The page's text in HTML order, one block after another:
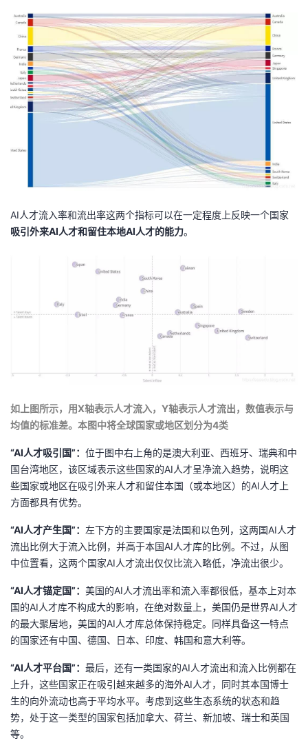
AI人才流入率和流出率这两个指标可以在一定程度上反映一个国家
吸引外来AI人才和留住本地AI人才的能力。
如上图所示，用X轴表示人才流入，Y轴表示人才流出，数值表示与
均值的标准差。本图中将全球国家或地区划分为4类
“AI人才吸引国”： 位于图中右上角的是澳大利亚、西班牙、瑞典和中
国台湾地区，该区域表示这些国家的AI人才呈净流入趋势，说明这
些国家或地区在吸引外来人才和留住本国（或本地区）的AI人才上
方面都具有优势。
“AI人才产生国”： 左下方的主要国家是法国和以色列，这两国AI人才
流出比例大于流入比例，并高于本国AI人才库的比例。不过，从图
中位置看，这两个国家AI人才流出仅仅比流入略低，净流出很少。
“AI人才锚定国”： 美国的AI人才流出率和流入率都很低，基本上对本
国的AI人才库不构成大的影响，在绝对数量上，美国仍是世界AI人才
的最大聚居地，美国的AI人才库总体保持稳定。同样具备这一特点
的国家还有中国、德国、日本、印度、韩国和意大利等。
“AI人才平台国”： 最后，还有一类国家的AI人才流出和流入比例都在
上升，这些国家正在吸引越来越多的海外AI人才，同时其本国博士
生的向外流动也高于平均水平。考虑到这些生态系统的状态和趋
势，处于这一类型的国家包括加拿大、荷兰、新加坡、瑞士和英国
等。